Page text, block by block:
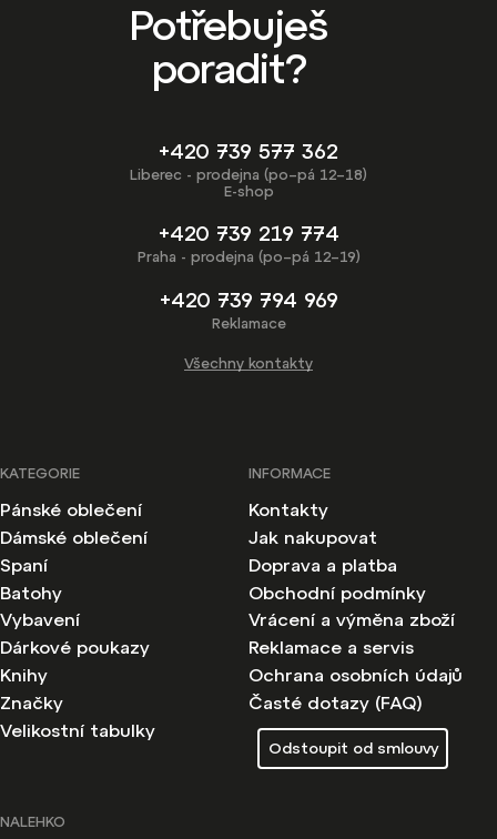
Potřebuješ
poradit?
+420 739 577 362
Liberec - prodejna (po–pá 12–18)
E-shop
+420 739 219 774
Praha - prodejna (po–pá 12–19)
+420 739 794 969
Reklamace
Všechny kontakty
KATEGORIE
Pánské oblečení
Dámské oblečení
Spaní
Batohy
Vybavení
Dárkové poukazy
Knihy
Značky
Velikostní tabulky
INFORMACE
Kontakty
Jak nakupovat
Doprava a platba
Obchodní podmínky
Vrácení a výměna zboží
Reklamace a servis
Ochrana osobních údajů
Časté dotazy (FAQ)
Odstoupit od smlouvy
NALEHKO